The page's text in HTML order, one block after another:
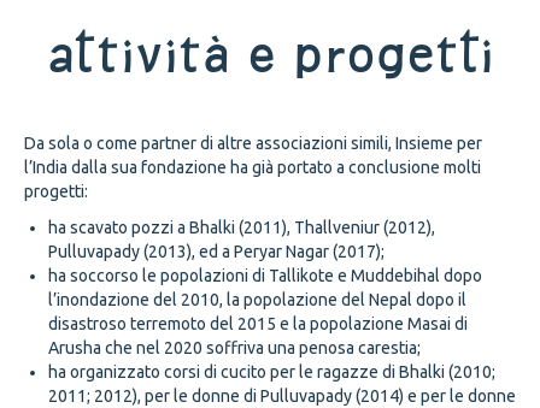
Attività e progetti
Da sola o come partner di altre associazioni simili, Insieme per
l’India dalla sua fondazione ha già portato a conclusione molti
progetti:
ha scavato pozzi a Bhalki (2011), Thallveniur (2012),
Pulluvapady (2013), ed a Peryar Nagar (2017);
ha soccorso le popolazioni di Tallikote e Muddebihal dopo
l’inondazione del 2010, la popolazione del Nepal dopo il
disastroso terremoto del 2015 e la popolazione Masai di
Arusha che nel 2020 soffriva una penosa carestia;
ha organizzato corsi di cucito per le ragazze di Bhalki (2010;
2011; 2012), per le donne di Pulluvapady (2014) e per le donne